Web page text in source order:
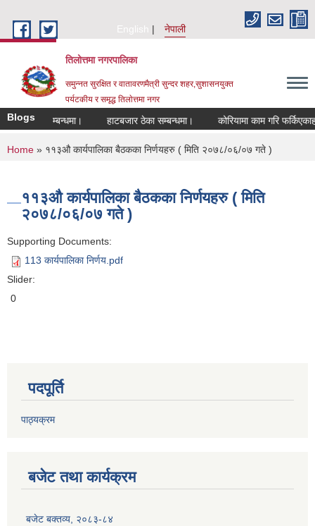
English
नेपाली
तिलोत्तमा नगरपालिका
समुन्नत सुरक्षित र वातावरणमैत्री सुन्दर शहर,सुशासनयुक्त
पर्यटकीय र समृद्ध तिलाेत्तमा नगर
Blogs
हुने सम्बन्धमा। हाटबजार ठेका सम्बन्धमा। कोरियामा काम गरि
You are here
Home » ११३औ कार्यपालिका बैठकका निर्णयहरु ( मिति २०७८/०६/०७ गते )
११३औ कार्यपालिका बैठकका निर्णयहरु ( मिति
२०७८/०६/०७ गते )
Supporting Documents:
113 कार्यपालिका निर्णय.pdf
Slider:
0
पदपूर्ति
पाठ्यक्रम
बजेट तथा कार्यक्रम
बजेट बक्तव्य, २०८३-८४